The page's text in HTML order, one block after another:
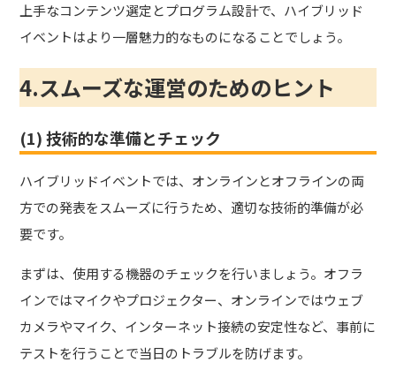
上手なコンテンツ選定とプログラム設計で、ハイブリッド
イベントはより一層魅力的なものになることでしょう。
4.スムーズな運営のためのヒント
(1) 技術的な準備とチェック
ハイブリッドイベントでは、オンラインとオフラインの両
方での発表をスムーズに行うため、適切な技術的準備が必
要です。
まずは、使用する機器のチェックを行いましょう。オフラ
インではマイクやプロジェクター、オンラインではウェブ
カメラやマイク、インターネット接続の安定性など、事前に
テストを行うことで当日のトラブルを防げます。